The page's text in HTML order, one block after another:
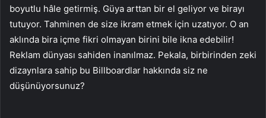
boyutlu hâle getirmiş. Güya arttan bir el geliyor ve birayı
tutuyor. Tahminen de size ikram etmek için uzatıyor. O an
aklında bira içme fikri olmayan birini bile ikna edebilir!
Reklam dünyası sahiden inanılmaz. Pekala, birbirinden zeki
dizaynlara sahip bu Billboardlar hakkında siz ne
düşünüyorsunuz?